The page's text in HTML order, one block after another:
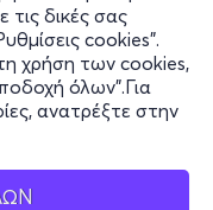
τις δικές σας
cookies".
χρήση των cookies,
όλων".Για
ανατρέξτε στην